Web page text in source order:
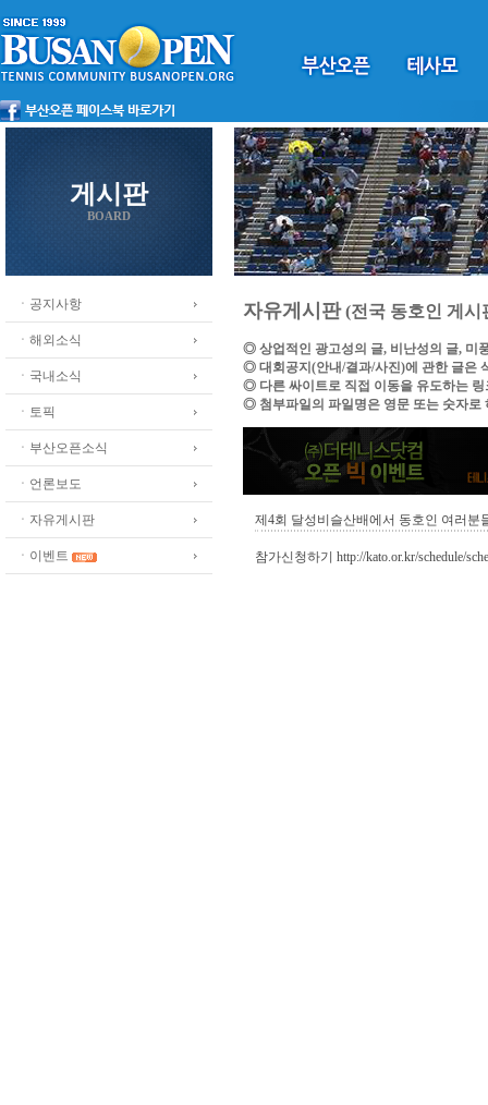
게시판
BOARD
ㆍ공지사항
ㆍ해외소식
ㆍ국내소식
ㆍ토픽
ㆍ부산오픈소식
ㆍ언론보도
ㆍ자유게시판
ㆍ이벤트
자유게시판(전국 동호인 게시
◎ 상업적인 광고성의 글, 비난성의 글, 미
◎ 대회공지(안내/결과/사진)에 관한 글은
◎ 다른 싸이트로 직접 이동을 유도하는
◎ 첨부파일의 파일명은 영문 또는 숫자로
제4회 달성비슬산배에서 동호인 여러분
참가신청하기 http://kato.or.kr/schedule/